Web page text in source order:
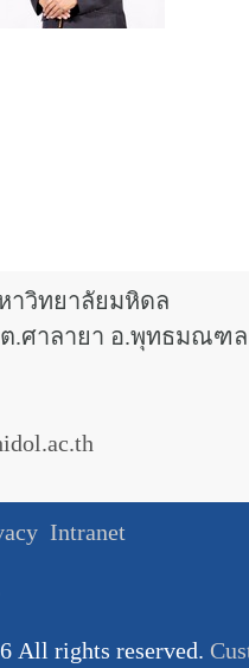
าวิทยาลัยมหิดล
.ศาลายา อ.พุทธมณฑล
Intranet
All rights reserved.